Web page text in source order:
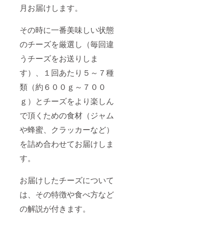
月お届けします。
その時に一番美味しい状態
のチーズを厳選し（毎回違
うチーズをお送りしま
す）、１回あたり５～７種
類（約６００ｇ～７００
ｇ）とチーズをより楽しん
で頂くための食材（ジャム
や蜂蜜、クラッカーなど）
を詰め合わせてお届けしま
す。
お届けしたチーズについて
は、その特徴や食べ方など
の解説が付きます。